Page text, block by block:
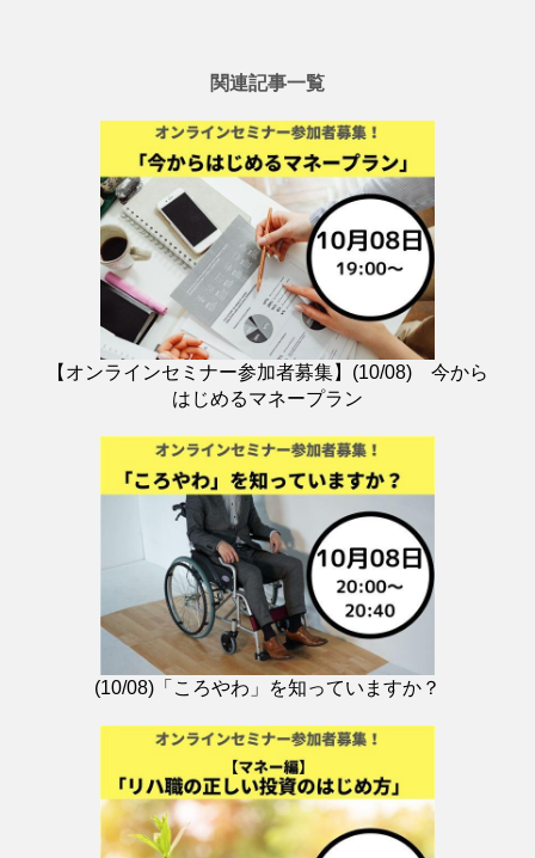
関連記事一覧
【オンラインセミナー参加者募集】(10/08) 今から
はじめるマネープラン
(10/08)「ころやわ」を知っていますか？